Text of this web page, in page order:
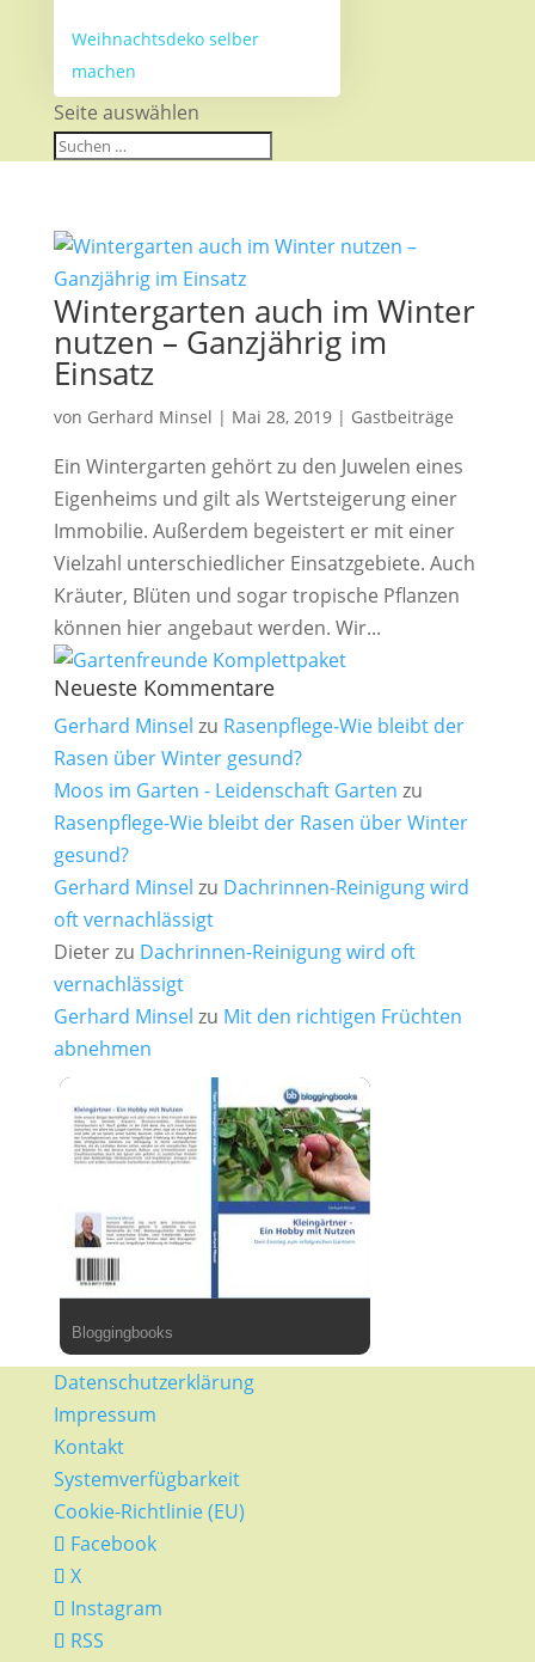
Weihnachtsdeko selber
machen
Seite auswählen
Wintergarten auch im Winter
nutzen – Ganzjährig im
Einsatz
von Gerhard Minsel | Mai 28, 2019| Gastbeiträge
Ein Wintergarten gehört zu den Juwelen eines
Eigenheims und gilt als Wertsteigerung einer
Immobilie. Außerdem begeistert er mit einer
Vielzahl unterschiedlicher Einsatzgebiete. Auch
Kräuter, Blüten und sogar tropische Pflanzen
können hier angebaut werden. Wir...
Neueste Kommentare
Gerhard Minsel zu Rasenpflege-Wie bleibt der
Rasen über Winter gesund?
Moos im Garten - Leidenschaft Garten zu
Rasenpflege-Wie bleibt der Rasen über Winter
gesund?
Gerhard Minsel zu Dachrinnen-Reinigung wird
oft vernachlässigt
Dieterzu Dachrinnen-Reinigung wird oft
vernachlässigt
Gerhard Minsel zu Mit den richtigen Früchten
abnehmen
Bloggingbooks
Datenschutzerklärung
Impressum
Kontakt
Systemverfügbarkeit
Cookie-Richtlinie (EU)
Facebook
X
Instagram
RSS